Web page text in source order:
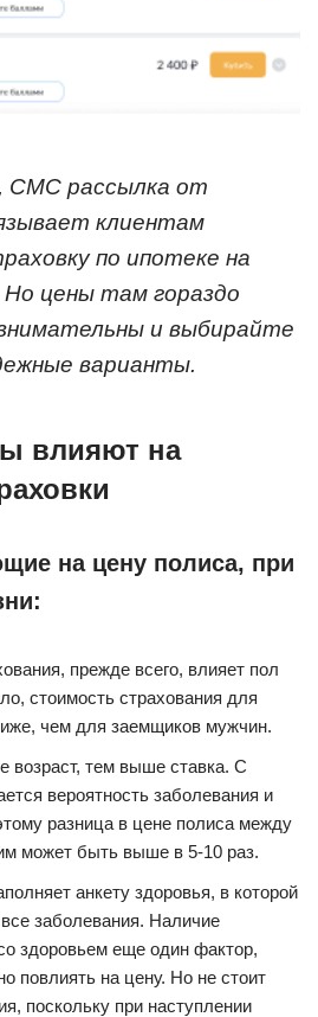
СМС рассылка от
клиентам
по ипотеке на
Но цены там гораздо
и выбирайте
варианты.
влияют на
на цену полиса, при
прежде всего, влияет пол
стоимость страхования для
чем для заемщиков мужчин.
возраст, тем выше ставка. С
вероятность заболевания и
разница в цене полиса между
может быть выше в 5-10 раз.
анкету здоровья, в которой
заболевания. Наличие
здоровьем еще один фактор,
повлиять на цену. Но не стоит
поскольку при наступлении